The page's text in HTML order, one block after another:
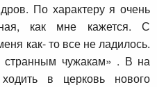
По характеру я очень
как мне кажется. С
как- то все не ладилось.
чужакам» . В на
в церковь нового